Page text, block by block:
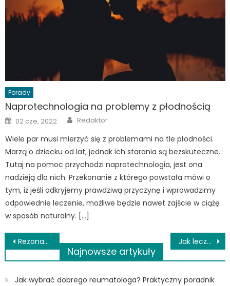
Porady
Naprotechnologia na problemy z płodnością
Posted
on
02 cze, 2022 Author
Redaktor
Wiele par musi mierzyć się z problemami na tle płodności.
Marzą o dziecku od lat, jednak ich starania są bezskuteczne.
Tutaj na pomoc przychodzi naprotechnologia, jest ona
nadzieją dla nich. Przekonanie z którego powstała mówi o
tym, iż jeśli odkryjemy prawdziwą przyczynę i wprowadzimy
odpowiednie leczenie, możliwe będzie nawet zajście w ciążę
w sposób naturalny. […]
Nawigacja
wpisu
Rezonans magnetyczny – jak przebiega badanie? Jak leczy się zapalenie płuc?
Najnowsze artykuły
Jak wybrać dobrego reumatologa? Praktyczny poradnik